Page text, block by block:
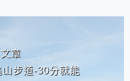
文章
山步道-30分就能